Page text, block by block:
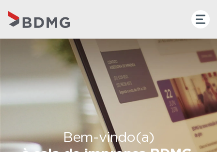
Bem-vindo(a)